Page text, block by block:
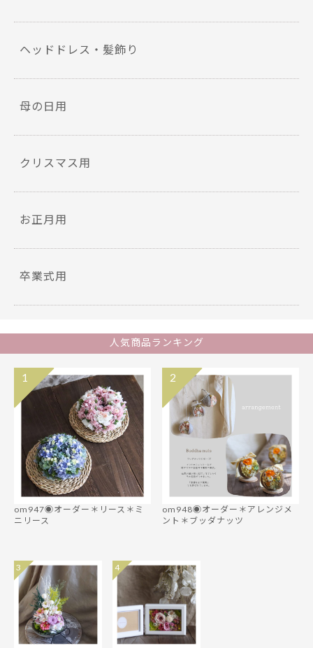
ヘッドドレス・髪飾り
母の日用
クリスマス用
お正月用
卒業式用
人気商品ランキング
om947◉オーダー＊リース＊ミ
ニリース
1
om948◉オーダー＊アレンジメ
ント＊ブッダナッツ
2
3 4